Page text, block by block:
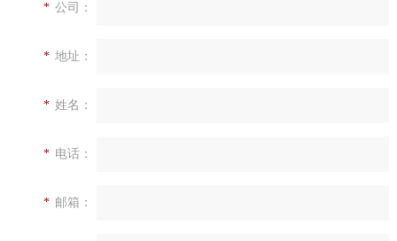
* 公司：
* 地址：
* 姓名：
* 电话：
* 邮箱：